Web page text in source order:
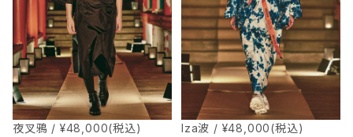
夜叉鴉 / ¥48,000(税込)
Iza波 / ¥48,000(税込)